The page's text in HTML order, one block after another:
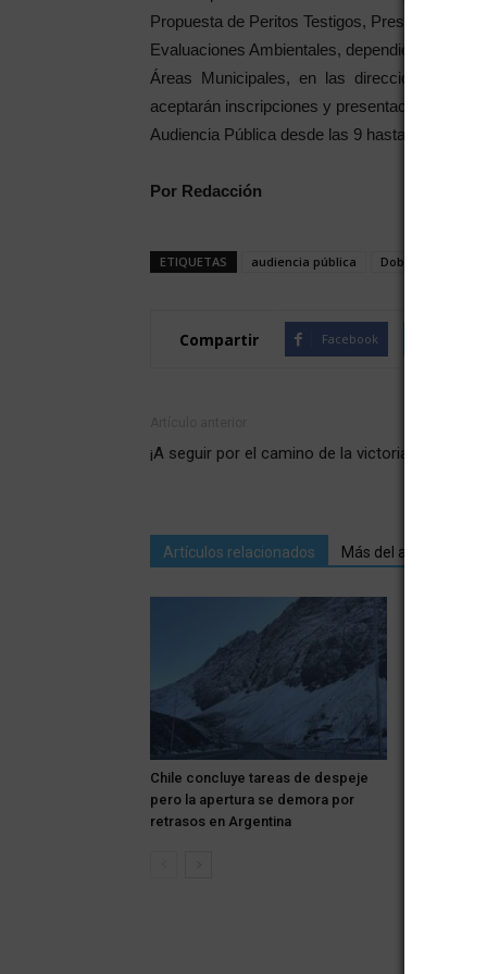
Propuesta de Peritos Testigos, Presentación
Evaluaciones Ambientales, dependiente de la
Áreas Municipales, en las direcciones y
aceptarán inscripciones y presentaciones
Audiencia Pública desde las 9 hasta las 10.
Por Redacción
ETIQUETAS audiencia pública Doble Vía
Compartir Facebook
¡A seguir por el camino de la victoria!
Artículos relacionados Más del autor
Chile concluye tareas de despeje
pero la apertura se demora por
retrasos en Argentina